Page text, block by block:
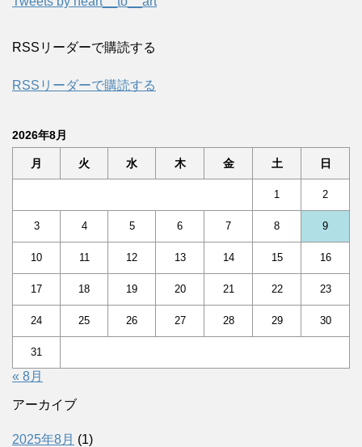
RSSリーダーで購読する
RSSリーダーで購読する
2026年8月
月 火 水 木 金 土 日
1 2
3 4 5 6 7 8 9
10 11 12 13 14 15 16
17 18 19 20 21 22 23
24 25 26 27 28 29 30
31
« 8月
アーカイブ
2025年8月 (1)